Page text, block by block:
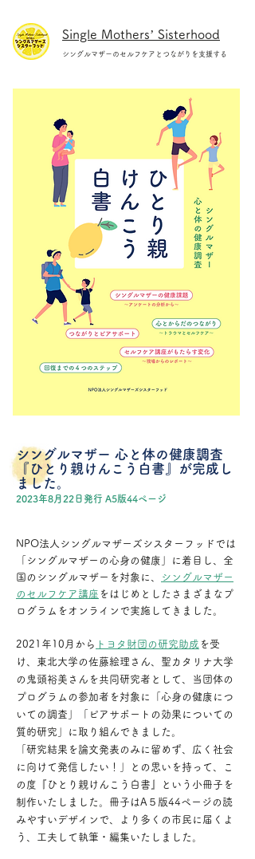
Single Mothers’ Sisterhood
シングルマザーのセルフケアとつながりを支援する
シングルマザー 心と体の健康調査
『ひとり親けんこう白書』が完成し
ました。
2023年8月22日発行 A5版44ペー ジ
NPO法人シングルマザーズシスターフッドでは
「シングルマザーの心身の健康」に着目し、全
国のシングルマザーを対象に、
シングルマザー
のセルフケア講座 をはじめとしたさまざまなプ
ログラムをオンラインで実施してきました。
2021年10月から トヨタ財団の研究助成 を受
け、東北大学の佐藤絵理さん、聖カタリナ大学
の鬼頭裕美さんを共同研究者として、当団体の
プログラムの参加者を対象に「心身の健康につ
いての調査」「ピアサポートの効果についての
質的研究」に取り組んできました。
「研究結果を論文発表のみに留めず、広く社会
に向けて発信したい！」との思いを持って、こ
の度『ひとり親けんこう白書』という小冊子を
制作いたしました。冊子はA５版44ページの読
みやすいデザインで、より多くの市民に届くよ
う、工夫して執筆・編集いたしました。